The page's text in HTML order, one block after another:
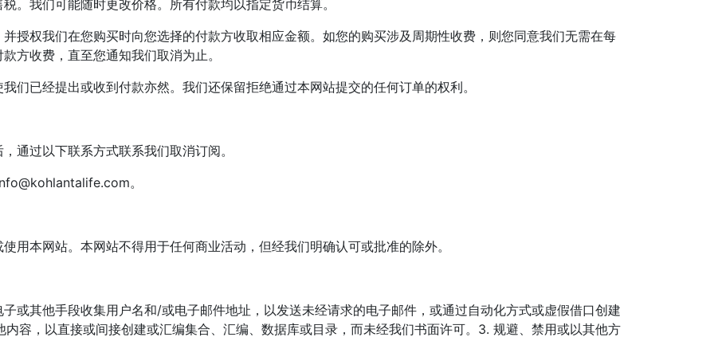
。我们可能随时更改价格。所有付款均以指定货币结算。
授权我们在您购买时向您选择的付款方收取相应金额。如您的购买涉及周期性收费，则您同意我们无需在每
方收费，直至您通知我们取消为止。
们已经提出或收到付款亦然。我们还保留拒绝通过本网站提交的任何订单的权利。
通过以下联系方式联系我们取消订阅。
。
用本网站。本网站不得用于任何商业活动，但经我们明确认可或批准的除外。
或其他手段收集用户名和/或电子邮件地址，以发送未经请求的电子邮件，或通过自动化方式或虚假借口创建
容，以直接或间接创建或汇编集合、汇编、数据库或目录，而未经我们书面许可。3. 规避、禁用或以其他方